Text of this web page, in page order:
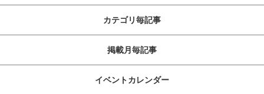
カテゴリ毎記事
掲載月毎記事
イベントカレンダー